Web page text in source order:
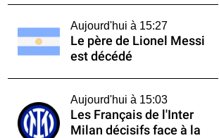
Aujourd'hui à 15:27
Le père de Lionel Messi
est décédé
Aujourd'hui à 15:03
Les Français de l'Inter
Milan décisifs face à la